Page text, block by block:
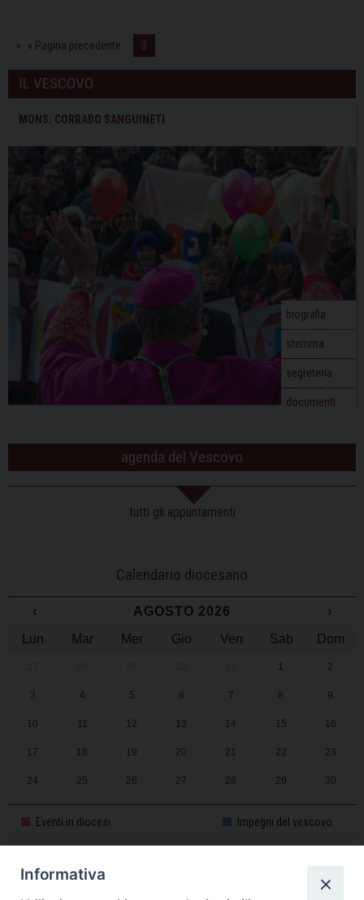
« Pagina precedente 3
IL VESCOVO
MONS. CORRADO SANGUINETI
biografia
stemma
segreteria
documenti
agenda del Vescovo
tutti gli appuntamenti
Calendario diocesano
‹ AGOSTO 2026
›
Lun
Mar Mer Gio Ven Sab Dom
1 2
3 4 5 6 7 8 9
10 11 12 13 14 15 16
17 18 19 20 21 22 23
24 25 26 27 28 29 30
31 1 2 3 4 5 6
Eventi in diocesi Impegni del vescovo
CALENDARIO PASTORALE 2025-2026
Informativa